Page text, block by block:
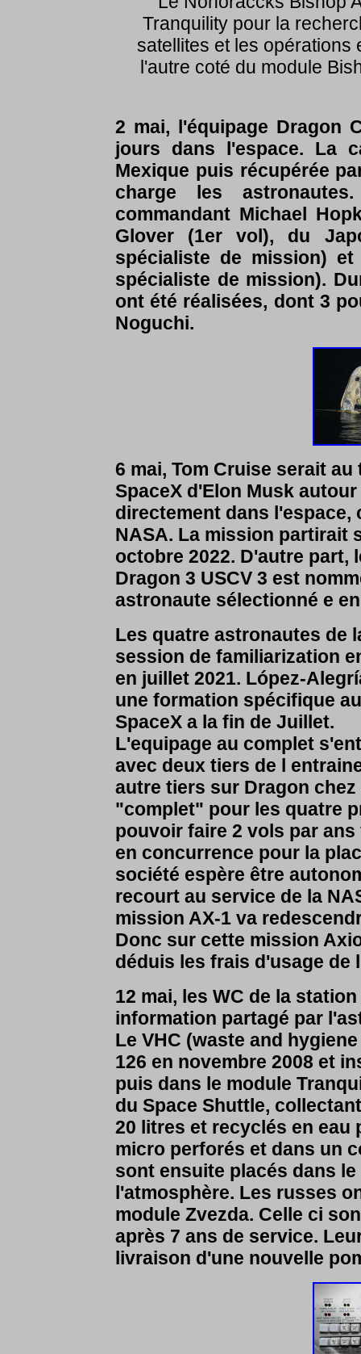
Tranquility pour la
satellites et les opérations
l'autre coté du module
2 mai, l'équipage Dragon
jours dans l'espace. La
Mexique puis récupérée
charge les
commandant Michael
Glover (1er vol), du
spécialiste de mission)
spécialiste de mission).
ont été réalisées, dont 3
Noguchi.
6 mai, Tom Cruise serait
SpaceX d'Elon Musk
directement dans
NASA. La mission partirait
octobre 2022. D'autre part,
Dragon 3 USCV 3 est
astronaute sélectionné e
Les quatre astronautes de
session de familiarization
en juillet 2021. López-
une formation spécifique
SpaceX a la fin de Juillet.
L'equipage au complet
avec deux tiers de l
autre tiers sur Dragon
"complet" pour les quatre
pouvoir faire 2 vols par
en concurrence pour la
société espère être
recourt au service de la
mission AX-1 va
Donc sur cette mission
déduis les frais d'usage de
12 mai, les WC de la
information partagé par
Le VHC (waste and
126 en novembre 2008 et
puis dans le module
du Space Shuttle,
20 litres et recyclés en eau
micro perforés et dans un
sont ensuite placés dans
l'atmosphère. Les russes
module Zvezda. Celle ci
après 7 ans de service.
livraison d'une nouvelle